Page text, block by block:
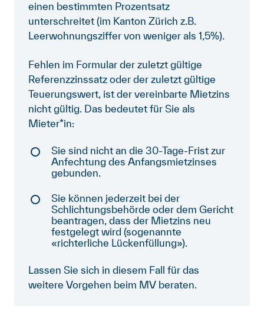
einen bestimmten Prozentsatz
unterschreitet (im Kanton Zürich z.B.
Leerwohnungsziffer von weniger als 1,5%).
Fehlen im Formular der zuletzt gültige
Referenzzinssatz oder der zuletzt gültige
Teuerungswert, ist der vereinbarte Mietzins
nicht gültig. Das bedeutet für Sie als
Mieter*in:
Sie sind nicht an die 30-Tage-Frist zur
Anfechtung des Anfangsmietzinses
gebunden.
Sie können jederzeit bei der
Schlichtungsbehörde oder dem Gericht
beantragen, dass der Mietzins neu
festgelegt wird (sogenannte
«richterliche Lückenfüllung»).
Lassen Sie sich in diesem Fall für das
weitere Vorgehen beim MV beraten.